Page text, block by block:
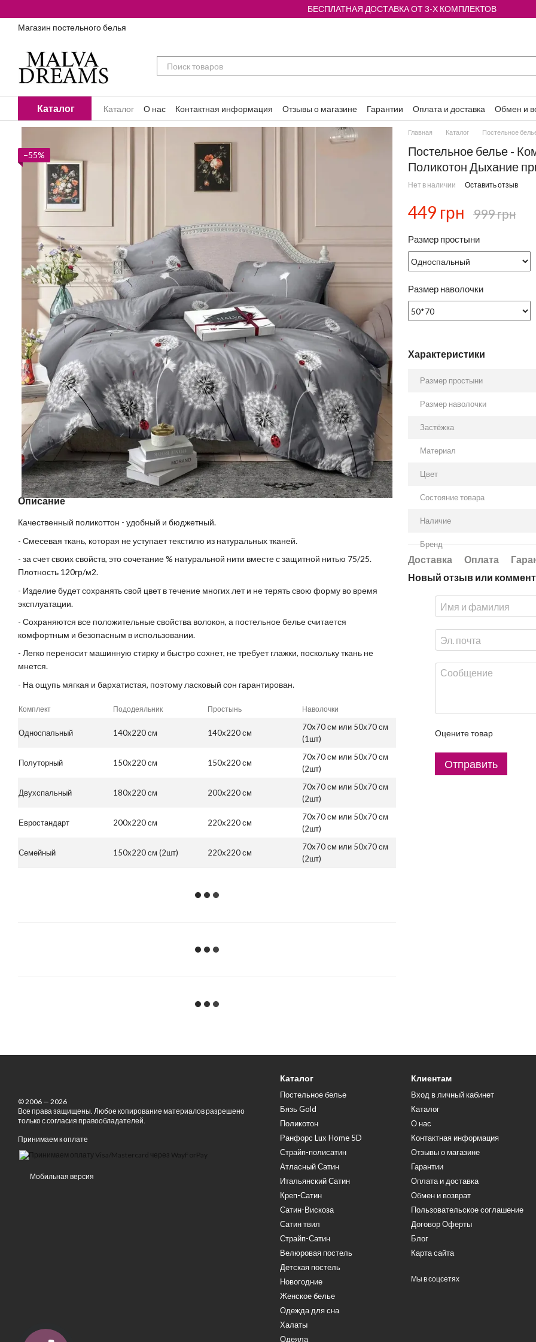
БЕСПЛАТНАЯ ДОСТАВКА ОТ 3-Х КОМПЛЕКТОВ
Магазин постельного белья
Каталог Каталог О нас Контактная информация Отзывы о магазине Гарантии Оплата и доставка Обмен и
Блог
−55%
Описание
Качественный поликоттон - удобный и бюджетный.
- Смесевая ткань, которая не уступает текстилю из натуральных тканей.
- за счет своих свойств, это сочетание % натуральной нити вместе с защитной нитью 75/25.
Плотность 120гр/м2.
- Изделие будет сохранять свой цвет в течение многих лет и не терять свою форму во время
эксплуатации.
- Сохраняются все положительные свойства волокон, а постельное белье считается
комфортным и безопасным в использовании.
- Легко переносит машинную стирку и быстро сохнет, не требует глажки, поскольку ткань не
мнется.
- На ощупь мягкая и бархатистая, поэтому ласковый сон гарантирован.
Комплект Пододеяльник Простынь Наволочки
Односпальный 140x220 см 140x220 см
70x70 см или 50x70 см
(1шт)
Полуторный 150x220 см 150x220 см
70x70 см или 50x70 см
(2шт)
Двухспальный 180x220 см 200x220 см
70x70 см или 50x70 см
(2шт)
Евростандарт 200x220 см 220x220 см
70x70 см или 50x70 см
(2шт)
Семейный 150x220 см (2шт) 220x220 см
70x70 см или 50x70 см
(2шт)
Главная Каталог Постельное
Постельное белье -
Поликотон Дыхание
Нет в наличии Оставить отзыв
449 грн 999 грн
Размер простыни
Размер наволочки
Характеристики
Размер простыни
Размер наволочки
Застёжка
Материал
Цвет
Состояние товара
Наличие
Бренд
Доставка Оплата
Новый отзыв или
Оцените товар
Отправить
© 2006 — 2026
Все права защищены. Любое копирование материалов разрешено
только с согласия правообладателей.
Принимаем к оплате
Мобильная версия
Каталог
Постельное белье
Бязь Gold
Поликотон
Ранфорс Lux Home 5D
Страйп-полисатин
Атласный Сатин
Итальянский Сатин
Креп-Сатин
Сатин-Вискоза
Сатин твил
Страйп-Сатин
Велюровая постель
Детская постель
Новогодние
Женское белье
Одежда для сна
Халаты
Одеяла
Клиентам
Вход в личный кабинет
Каталог
О нас
Контактная информация
Отзывы о магазине
Гарантии
Оплата и доставка
Обмен и возврат
Пользовательское соглашение
Договор Оферты
Блог
Карта сайта
Мы в соцсетях